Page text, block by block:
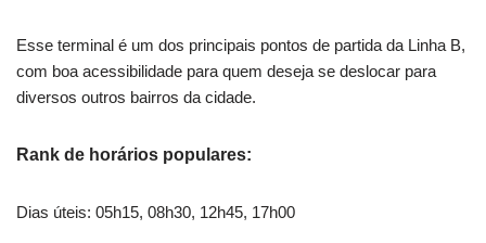
Esse terminal é um dos principais pontos de partida da Linha B,
com boa acessibilidade para quem deseja se deslocar para
diversos outros bairros da cidade.
Rank de horários populares:
Dias úteis: 05h15, 08h30, 12h45, 17h00